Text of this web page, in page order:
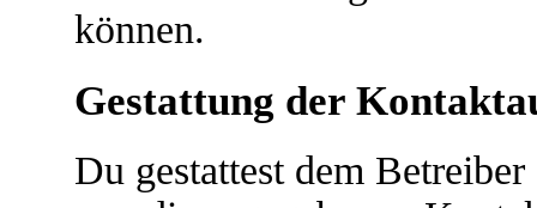
können.
Gestattung der
Du gestattest dem